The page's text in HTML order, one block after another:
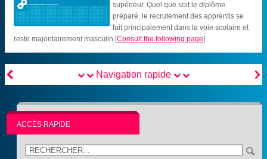
supérieur. Quel que soit le diplôme
préparé, le recrutement des apprentis se
fait principalement dans la voie scolaire et
reste majoritairement masculin [Consult the following page]
 
Navigation rapide
ACCÈS RAPIDE